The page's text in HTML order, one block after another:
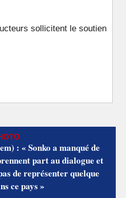
sollicitent le soutien
: « Sonko a manqué de
part au dialogue et
de représenter quelque
ce pays »